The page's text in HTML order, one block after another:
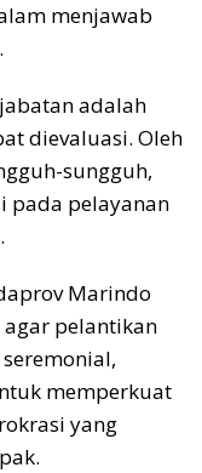
menjawab
adalah
dievaluasi. Oleh
sungguh,
pada pelayanan
Marindo
pelantikan
memperkuat
yang